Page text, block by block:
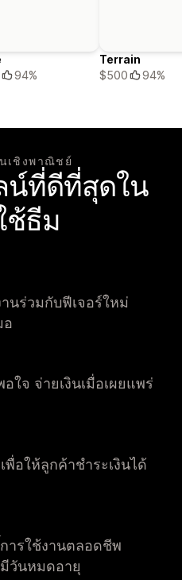
94%
Terrain
$500
94%
เชิงพาณิชย์
น์ที่ดีที่สุดใน
ช้ธีม
นร่วมกับฟีเจอร์ใหม่
อ
จ จ่ายเงินเมื่อเผยแพร่
พื่อให้ลูกค้าชำระเงินได้
ารใช้งานตลอดชีพ
วันหมดอายุ